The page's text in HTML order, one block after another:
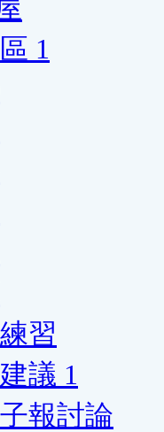
1
習
議 1
報討論